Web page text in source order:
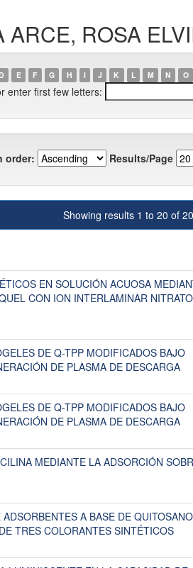
ROSA
D E F G H I J K L M N O
enter first few letters:
order: Results/Page
Showing results 1 to 20 of 20
EN SOLUCIÓN ACUOSA
CON ION INTERLAMINAR NITRATO
DE Q-TPP MODIFICADOS BAJO
DE PLASMA DE DESCARGA
DE Q-TPP MODIFICADOS BAJO
DE PLASMA DE DESCARGA
MEDIANTE LA ADSORCIÓN
A BASE DE
TRES COLORANTES SINTÉTICOS